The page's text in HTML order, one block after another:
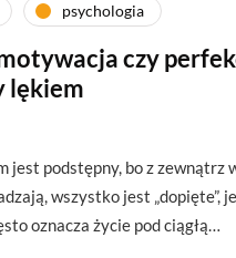
psychologia
czy
lękiem
jest podstępny, bo z zewnątrz
wszystko jest „dopięte”,
oznacza życie pod ciągłą…